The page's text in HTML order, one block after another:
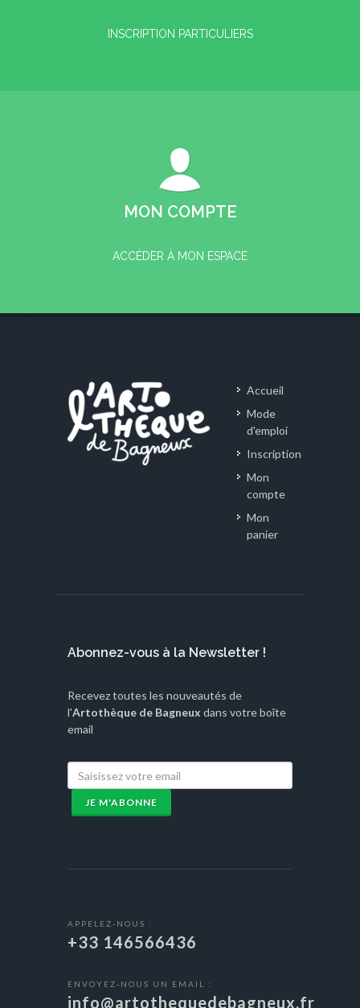
INSCRIPTION PARTICULIERS
MON COMPTE
ACCÉDER À MON ESPACE
Accueil
Mode
d'emploi
Inscription
Mon
compte
Mon
panier
Abonnez-vous à la Newsletter !
Recevez toutes les nouveautés de
l'Artothèque de Bagneux dans votre boîte
email
JE M'ABONNE
APPELEZ-NOUS :
+33 146566436
ENVOYEZ-NOUS UN EMAIL :
info@artothequedebagneux.fr